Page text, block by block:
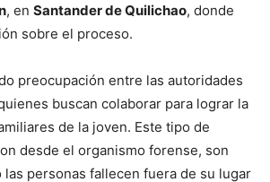
, en Santander de Quilichao, donde
sobre el proceso.
preocupación entre las autoridades
buscan colaborar para lograr la
de la joven. Este tipo de
desde el organismo forense, son
las personas fallecen fuera de su lugar